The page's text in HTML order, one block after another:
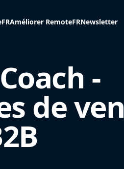
Améliorer RemoteFRNewsletter
-
de